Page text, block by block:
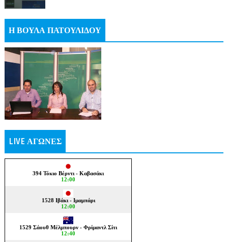
Η ΒΟΥΛΑ ΠΑΤΟΥΛΙΔΟΥ
LIVE ΑΓΩΝΕΣ